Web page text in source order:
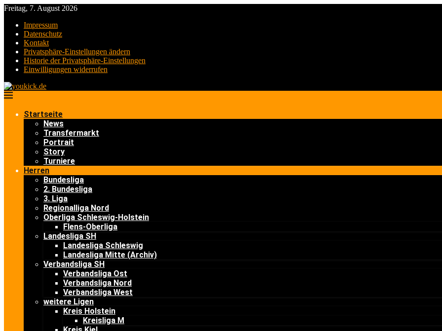
Freitag, 7. August 2026
Impressum
Datenschutz
Kontakt
Privatsphäre-Einstellungen ändern
Historie der Privatsphäre-Einstellungen
Einwilligungen widerrufen
Startseite
News
Transfermarkt
Portrait
Story
Turniere
Herren
Bundesliga
2. Bundesliga
3. Liga
Regionalliga Nord
Oberliga Schleswig-Holstein
Flens-Oberliga
Landesliga SH
Landesliga Schleswig
Landesliga Mitte (Archiv)
Verbandsliga SH
Verbandsliga Ost
Verbandsliga Nord
Verbandsliga West
weitere Ligen
Kreis Holstein
Kreisliga M